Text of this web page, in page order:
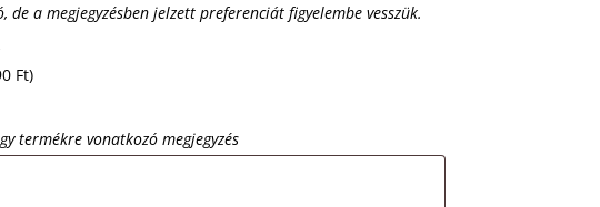
de a megjegyzésben jelzett preferenciát figyelembe vesszük.
Ft)
termékre vonatkozó megjegyzés